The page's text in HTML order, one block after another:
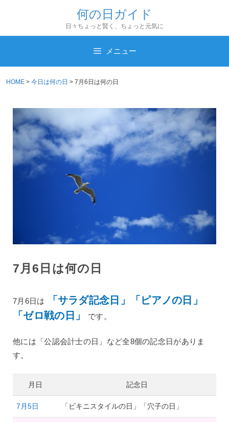
テ
何の日ガイド
日々ちょっと賢く、ちょっと元気に
メニュー
HOME > 今日は何の日 > 7月6日は何の日
7月6日は何の日
7月6日は
「サラダ記念日」「ピアノの日」
「ゼロ戦の日」
です。
他には「公認会計士の日」など全8個の記念日がありま
す。
月日 記念日
7月5日 「ビキニスタイルの日」「穴子の日」